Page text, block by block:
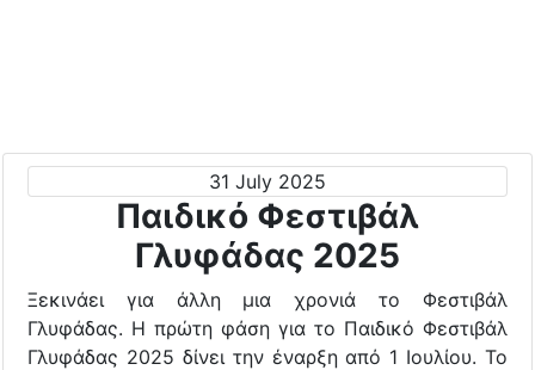
31 July 2025
Παιδικό Φεστιβάλ
Γλυφάδας 2025
Ξεκινάει για άλλη μια χρονιά το Φεστιβάλ
Γλυφάδας. Η πρώτη φάση για το Παιδικό Φεστιβάλ
Γλυφάδας 2025 δίνει την έναρξη από 1 Ιουλίου. Το